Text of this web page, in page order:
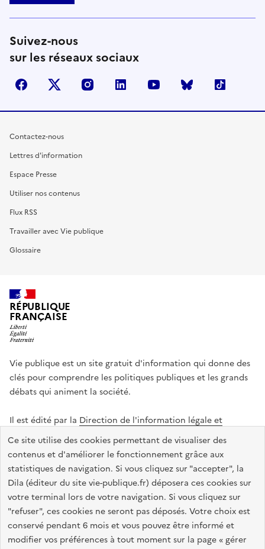
Ce site utilise des cookies permettant de visualiser des
contenus et d'améliorer le fonctionnement grâce aux
statistiques de navigation. Si vous cliquez sur "accepter", la
Dila (éditeur du site vie-publique.fr) déposera ces cookies sur
votre terminal lors de votre navigation. Si vous cliquez sur
"refuser", ces cookies ne seront pas déposés. Votre choix est
conservé pendant 6 mois et vous pouvez être informé et
modifier vos préférences à tout moment sur la page « gérer
Suivez-nous
sur les réseaux sociaux
facebook X (anciennement Twitter)
instagramlinkedin youtube Bluesky
Contactez-nous
Lettres d'information
Espace Presse
Utiliser nos contenus
Flux RSS
Travailler avec Vie publique
Glossaire
RÉPUBLIQUE
FRANÇAISE
Vie publique est un site gratuit d'information qui donne des
clés pour comprendre les politiques publiques et les grands
débats qui animent la société.
Il est édité par la Direction de l'information légale et
administrative
legifrance.gouv.fr info.gouv.fr
data.gouv.fr
service-public.gouv.fr
Accessibilité : totalement conforme Données personnelles